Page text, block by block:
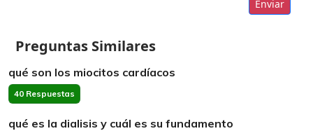
Enviar
Preguntas Similares
qué son los miocitos cardíacos
40 Respuestas
qué es la dialisis y cuál es su fundamento